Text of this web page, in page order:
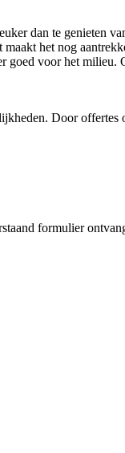
dan te genieten
het nog
voor het
Door offertes
formulier